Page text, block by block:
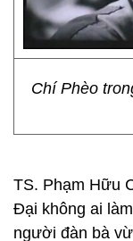
Chí Phèo
TS. Phạm Hữu
Đại không ai
người đàn bà